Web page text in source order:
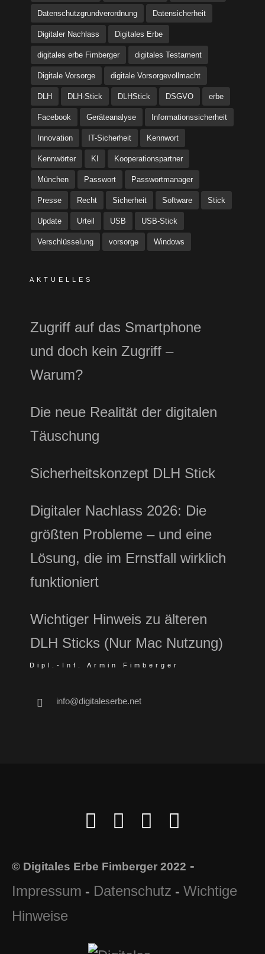
Datenschutzgrundverordnung Datensicherheit
Digitaler Nachlass Digitales Erbe
digitales erbe Fimberger digitales Testament
Digitale Vorsorge digitale Vorsorgevollmacht
DLH DLH-Stick DLHStick DSGVO erbe
Facebook Geräteanalyse Informationssicherheit
Innovation IT-Sicherheit Kennwort
Kennwörter KI Kooperationspartner
München Passwort Passwortmanager
Presse Recht Sicherheit Software Stick
Update Urteil USB USB-Stick
Verschlüsselung vorsorge Windows
AKTUELLES
Zugriff auf das Smartphone
und doch kein Zugriff –
Warum?
Die neue Realität der digitalen
Täuschung
Sicherheitskonzept DLH Stick
Digitaler Nachlass 2026: Die
größten Probleme – und eine
Lösung, die im Ernstfall wirklich
funktioniert
Wichtiger Hinweis zu älteren
DLH Sticks (Nur Mac Nutzung)
Dipl.-Inf. Armin Fimberger
info@digitaleserbe.net
© Digitales Erbe Fimberger 2022 -
Impressum - Datenschutz - Wichtige
Hinweise